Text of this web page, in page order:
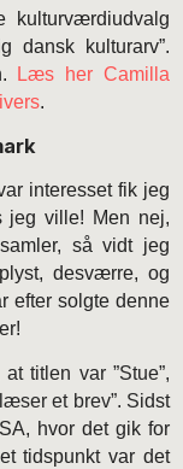
kulturværdiudvalg
dansk kulturarv”.
Læs her Camilla
.
interesset fik jeg
jeg ville! Men nej,
så vidt jeg
desværre, og
efter solgte denne
titlen var ”Stue”,
et brev”. Sidst
hvor det gik for
tidspunkt var det